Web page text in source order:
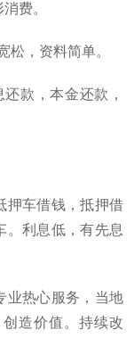
费。
松，资料简单。
款，本金还款，
押车借钱，抵押借
。利息低，有先息
业热心服务，当地
造价值。持续改